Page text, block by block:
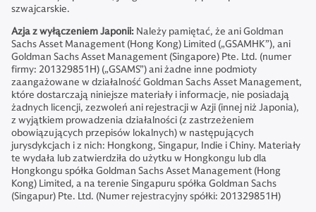
szwajcarskie.
Azja z wyłączeniem Japonii: Należy pamiętać, że ani Goldman
Sachs Asset Management (Hong Kong) Limited („GSAMHK”), ani
Goldman Sachs Asset Management (Singapore) Pte. Ltd. (numer
firmy: 201329851H) („GSAMS”) ani żadne inne podmioty
zaangażowane w działalność Goldman Sachs Asset Management,
które dostarczają niniejsze materiały i informacje, nie posiadają
żadnych licencji, zezwoleń ani rejestracji w Azji (innej niż Japonia),
z wyjątkiem prowadzenia działalności (z zastrzeżeniem
obowiązujących przepisów lokalnych) w następujących
jurysdykcjach i z nich: Hongkong, Singapur, Indie i Chiny. Materiały
te wydała lub zatwierdziła do użytku w Hongkongu lub dla
Hongkongu spółka Goldman Sachs Asset Management (Hong
Kong) Limited, a na terenie Singapuru spółka Goldman Sachs
(Singapur) Pte. Ltd. (Numer rejestracyjny spółki: 201329851H)